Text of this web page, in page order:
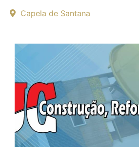
Capela de Santana